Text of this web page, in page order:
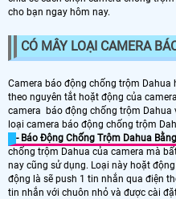
cho bạn ngay hôm nay.
CÓ MÂY LOẠI CAMERA
Camera báo động chống trộm Dahua
theo nguyên tắt hoặt động của
camera báo động chống trộm Dahua
loại camera báo động chống trộm
- Báo Động Chống Trộm Dahua
chống trộm Dahua của camera mà
nay cũng sử dụng. Loại này hoặt
động là sẽ push 1 tin nhắn qua điện
tin nhắn với chuôn nhỏ và được cài